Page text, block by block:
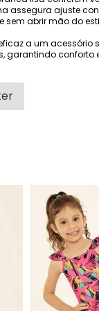
assegura ajuste
abrir mão do
a um
garantindo